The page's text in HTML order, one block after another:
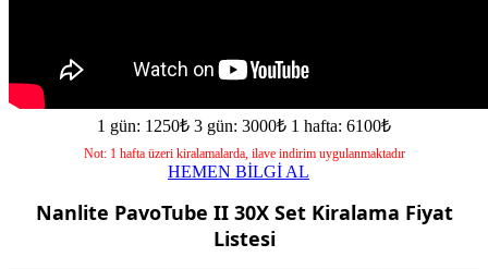
1 gün: 1250₺ 3 gün: 3000₺ 1 hafta: 6100₺
Not: 1 hafta üzeri kiralamalarda, ilave indirim uygulanmaktadır
HEMEN BİLGİ AL
Nanlite PavoTube II 30X Set Kiralama Fiyat
Listesi